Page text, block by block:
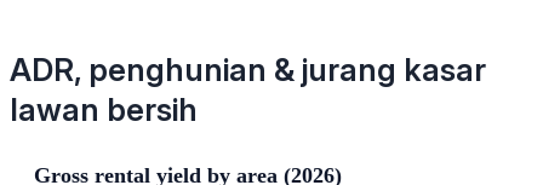
ADR, penghunian & jurang kasar
lawan bersih